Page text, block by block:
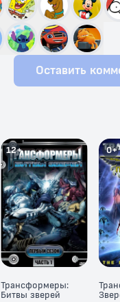
Оставить
12+
Трансформеры:
Битвы зверей
0+